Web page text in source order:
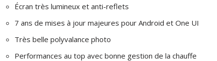
Écran très lumineux et anti-reflets
7 ans de mises à jour majeures pour Android et One UI
Très belle polyvalance photo
Performances au top avec bonne gestion de la chauffe